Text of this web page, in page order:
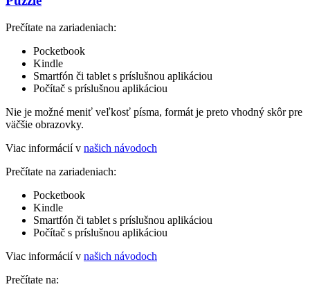
Prečítate na zariadeniach:
Pocketbook
Kindle
Smartfón či tablet s príslušnou aplikáciou
Počítač s príslušnou aplikáciou
Nie je možné meniť veľkosť písma, formát je preto vhodný skôr pre
väčšie obrazovky.
Viac informácií v našich návodoch
Prečítate na zariadeniach:
Pocketbook
Kindle
Smartfón či tablet s príslušnou aplikáciou
Počítač s príslušnou aplikáciou
Viac informácií v našich návodoch
Prečítate na: